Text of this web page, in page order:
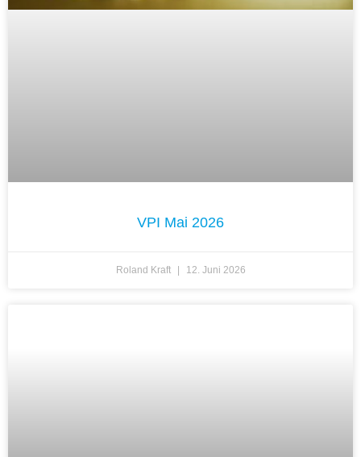
VPI Mai 2026
Roland Kraft 12. Juni 2026